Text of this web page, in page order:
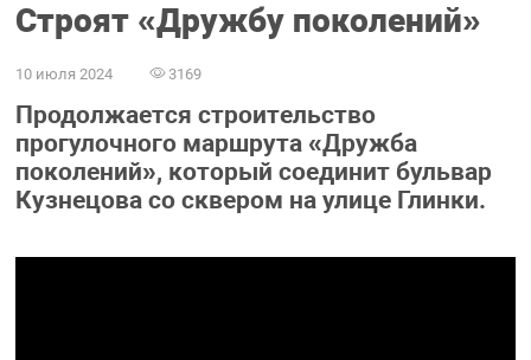
Строят «Дружбу поколений»
10 июля 2024 3169
Продолжается строительство
прогулочного маршрута «Дружба
поколений», который соединит бульвар
Кузнецова со сквером на улице Глинки.